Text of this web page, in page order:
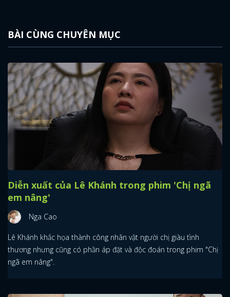
BÀI CÙNG CHUYÊN MỤC
Diễn xuất của Lê Khánh trong phim 'Chị ngã
em nâng'
Nga Cao
Lê Khánh khắc họa thành công nhân vật người chị giàu tình
thương nhưng cũng có phần áp đặt và độc đoán trong phim "Chị
ngã em nâng".